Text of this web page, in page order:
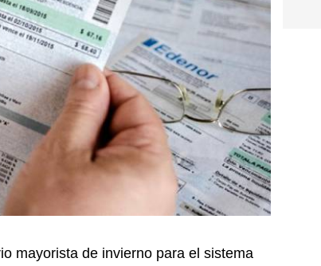
mayorista de invierno para el sistema